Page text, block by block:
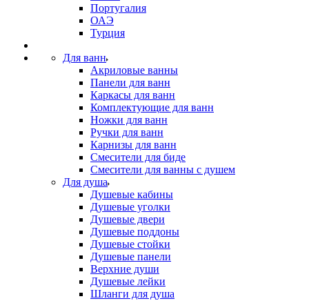
Португалия
ОАЭ
Турция
Для ванн
Акриловые ванны
Панели для ванн
Каркасы для ванн
Комплектующие для ванн
Ножки для ванн
Ручки для ванн
Карнизы для ванн
Смесители для биде
Смесители для ванны с душем
Для душа
Душевые кабины
Душевые уголки
Душевые двери
Душевые поддоны
Душевые стойки
Душевые панели
Верхние души
Душевые лейки
Шланги для душа